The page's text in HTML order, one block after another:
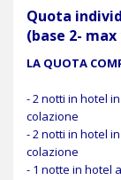
Quota
(base 2- max
LA QUOTA
- 2 notti in hotel
colazione
- 2 notti in hotel
colazione
- 1 notte in hotel